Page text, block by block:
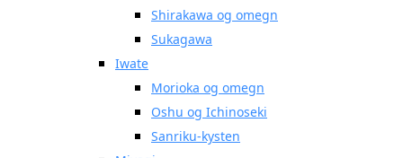
Shirakawa og omegn
Sukagawa
Iwate
Morioka og omegn
Oshu og Ichinoseki
Sanriku-kysten